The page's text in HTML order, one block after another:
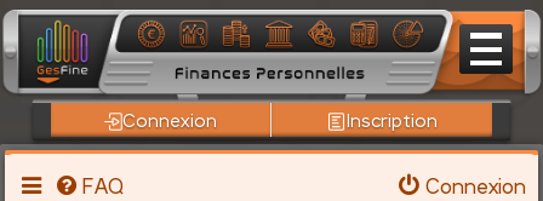
Connexion Inscription
FAQ
Connexion